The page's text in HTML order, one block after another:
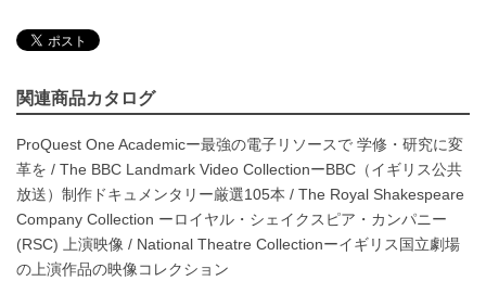
関連商品カタログ
ProQuest One Academicー最強の電子リソースで 学修・研究に変
革を / The BBC Landmark Video CollectionーBBC（イギリス公共
放送）制作ドキュメンタリー厳選105本 / The Royal Shakespeare
Company Collection ーロイヤル・シェイクスピア・カンパニー
(RSC) 上演映像 / National Theatre Collectionーイギリス国立劇場
の上演作品の映像コレクション